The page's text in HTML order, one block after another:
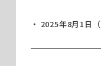
2025年8月1日